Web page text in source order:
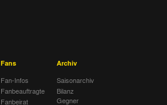
Fans
Fan-Infos
Fanbeauftragte
Fanbeirat
Archiv
Saisonarchiv
Bilanz
Gegner